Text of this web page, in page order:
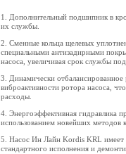
1. Дополнительный подшипник в
их службы.
2. Сменные кольца щелевых
специальными антизадирными
насоса, увеличивая срок службы
3. Динамически отбалансированное
виброактивности ротора насоса,
расходы.
4. Энергоэффективная гидравлика
использованием новейших методов
5. Насос Ин Лайн Kordis KRL имеет
стандартного исполнения и